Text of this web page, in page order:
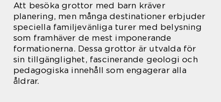
Att besöka grottor med barn kräver
planering, men många destinationer erbjuder
speciella familjevänliga turer med belysning
som framhäver de mest imponerande
formationerna. Dessa grottor är utvalda för
sin tillgänglighet, fascinerande geologi och
pedagogiska innehåll som engagerar alla
åldrar.